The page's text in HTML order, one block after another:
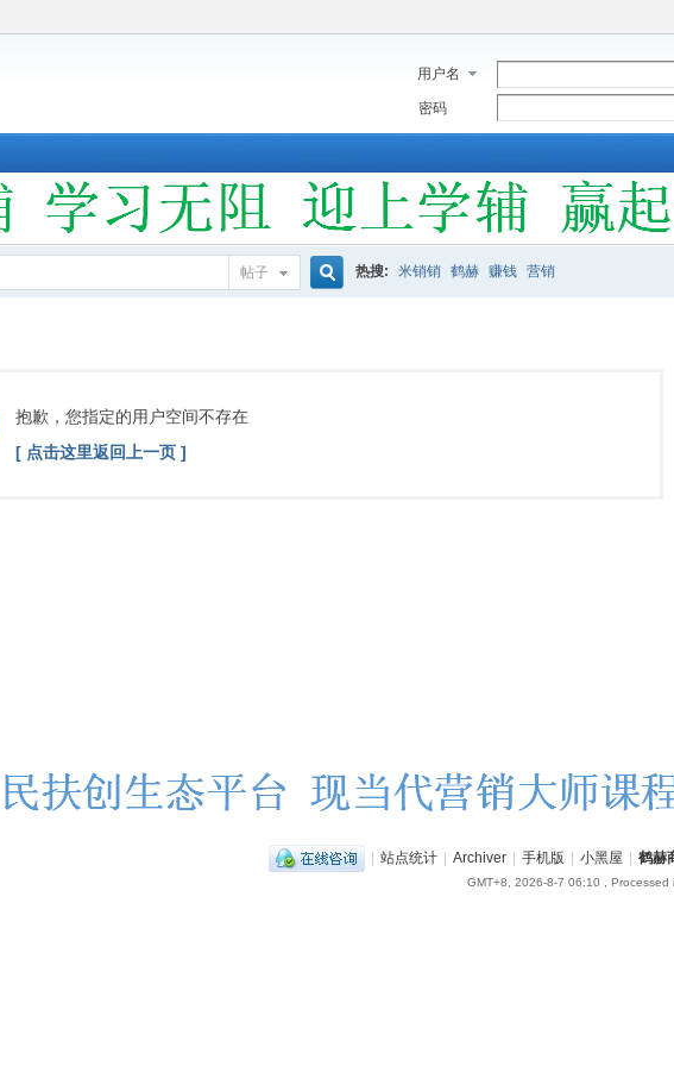
用户名
密码
帖子 热搜: 米销销 鹤赫 赚钱 营销
抱歉，您指定的用户空间不存在
[ 点击这里返回上一页 ]
| 站点统计 | Archiver | 手机版 | 小黑屋 | 鹤赫
GMT+8, 2026-8-7 06:10 , Processed